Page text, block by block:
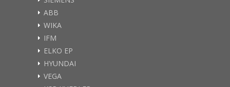
ABB
WIKA
IFM
ELKO EP
HYUNDAI
VEGA